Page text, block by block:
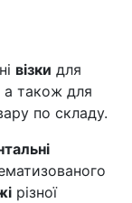
візки для
а також для
по складу.
різної